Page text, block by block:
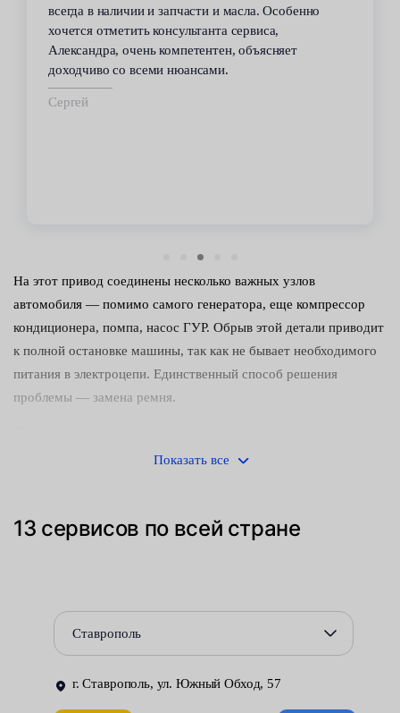
всегда в наличии и запчасти и масла. Особенно
хочется отметить консультанта сервиса,
Александра, очень компетентен, объясняет
доходчиво со всеми нюансами.
Сергей
На этот привод соединены несколько важных узлов
автомобиля — помимо самого генератора, еще компрессор
кондиционера, помпа, насос ГУР. Обрыв этой детали приводит
к полной остановке машины, так как не бывает необходимого
питания в электроцепи. Единственный способ решения
проблемы — замена ремня.
образование трещин и потертостей на элементе;
Показать все
13 сервисов по всей стране
Ставрополь
г. Ставрополь, ул. Южный Обход, 57